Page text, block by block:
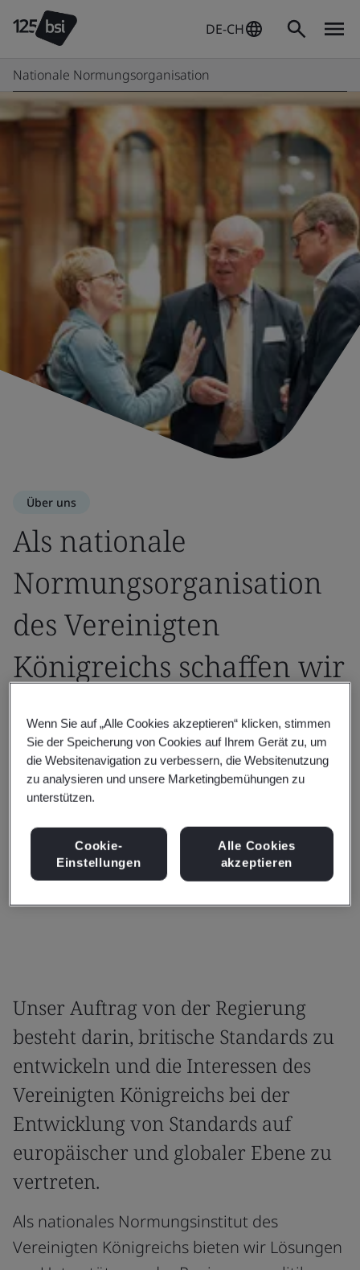
DE-CH
Nationale Normungsorganisation
Über uns
Als nationale
Normungsorganisation
des Vereinigten
Königreichs schaffen wir
Vertrauen
Als nationale Normungsorganisation des
Vereinigten Königreichs fördern wir
Innovationen, unterstützen das
Wirtschaftswachstum und verbessern
Qualität, Sicherheit und Wohlbefinden durch
Normung.
Unser Auftrag von der Regierung
besteht darin, britische Standards zu
entwickeln und die Interessen des
Vereinigten Königreichs bei der
Entwicklung von Standards auf
europäischer und globaler Ebene zu
vertreten.
Als nationales Normungsinstitut des
Vereinigten Königreichs bieten wir Lösungen
Wenn Sie auf „Alle Cookies akzeptieren“ klicken, stimmen
Sie der Speicherung von Cookies auf Ihrem Gerät zu, um
die Websitenavigation zu verbessern, die Websitenutzung
zu analysieren und unsere Marketingbemühungen zu
unterstützen.
Cookie-
Einstellungen
Alle Cookies
akzeptieren